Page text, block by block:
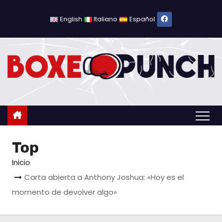
l
d
English Italiano Español
Top
Inicio
Carta abierta a Anthony Joshua: «Hoy es el
momento de devolver algo»